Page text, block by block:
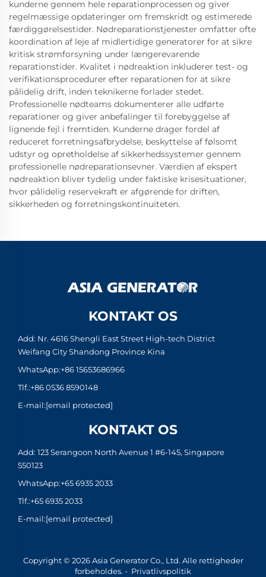
kunderne gennem hele reparationprocessen og giver
regelmæssige opdateringer om fremskridt og estimerede
færdiggørelsestider. Nødreparationstjenester omfatter ofte
koordination af leje af midlertidige generatorer for at sikre
kritisk strømforsyning under længerevarende
reparationstider. Kvalitet i nødreaktion inkluderer test- og
verifikationsprocedurer efter reparationen for at sikre
pålidelig drift, inden teknikerne forlader stedet.
Professionelle nødteams dokumenterer alle udførte
reparationer og giver anbefalinger til forebyggelse af
lignende fejl i fremtiden. Kunderne drager fordel af
reduceret forretningsafbrydelse, beskyttelse af følsomt
udstyr og opretholdelse af sikkerhedssystemer gennem
professionelle nødreparationsevner. Værdien af ekspert
nødreaktion bliver tydelig under faktiske krisesituationer,
hvor pålidelig reservekraft er afgørende for driften,
sikkerheden og forretningskontinuiteten.
KONTAKT OS
Add: Nr. 4616 Shengli East Street High-tech District
Weifang City Shandong Province Kina
WhatsApp:+86 15653686966
Tlf.:+86 0536 8590148
E-mail:[email protected]
KONTAKT OS
Add: 123 Serangoon North Avenue 1 #6-145, Singapore
550123
WhatsApp:+65 6935 2033
Tlf.:+65 6935 2033
E-mail:[email protected]
Copyright © 2026 Asia Generator Co., Ltd. Alle rettigheder
forbeholdes. - Privatlivspolitik